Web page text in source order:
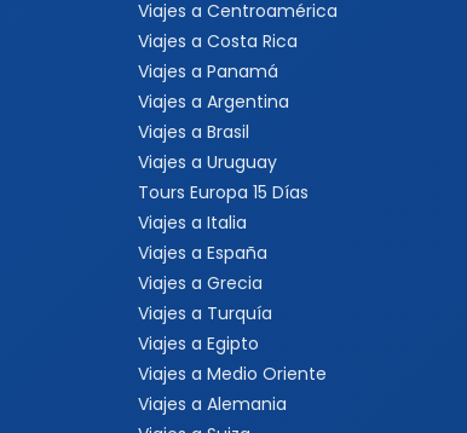
Viajes a Centroamérica
Viajes a Costa Rica
Viajes a Panamá
Viajes a Argentina
Viajes a Brasil
Viajes a Uruguay
Tours Europa 15 Días
Viajes a Italia
Viajes a España
Viajes a Grecia
Viajes a Turquía
Viajes a Egipto
Viajes a Medio Oriente
Viajes a Alemania